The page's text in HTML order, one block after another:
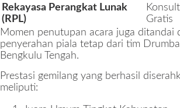
Rekayasa Perangkat Lunak
(RPL)
Gratis
Momen penutupan acara juga ditandai
penyerahan piala tetap dari tim
Bengkulu Tengah.
Prestasi gemilang yang berhasil
meliputi: